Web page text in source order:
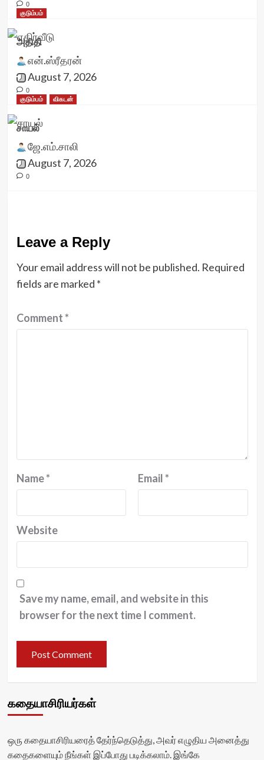
0
குடும்பம்
அதிதி
என்.ஸ்ரீதரன்
August 7, 2026
0
குடும்பம்
விகடன்
சாயல்
ஜே.எம்.சாலி
August 7, 2026
0
Leave a Reply
Your email address will not be published. Required
fields are marked *
Comment*
Name* Email*
Website
Save my name, email, and website in this
browser for the next time I comment.
கதையாசிரியர்கள்
ஒரு கதையாசிரியரைத் தேர்ந்தெடுத்து, அவர் எழுதிய அனைத்து
கதைகளையும் நீங்கள் இப்போது படிக்கலாம். இங்கே